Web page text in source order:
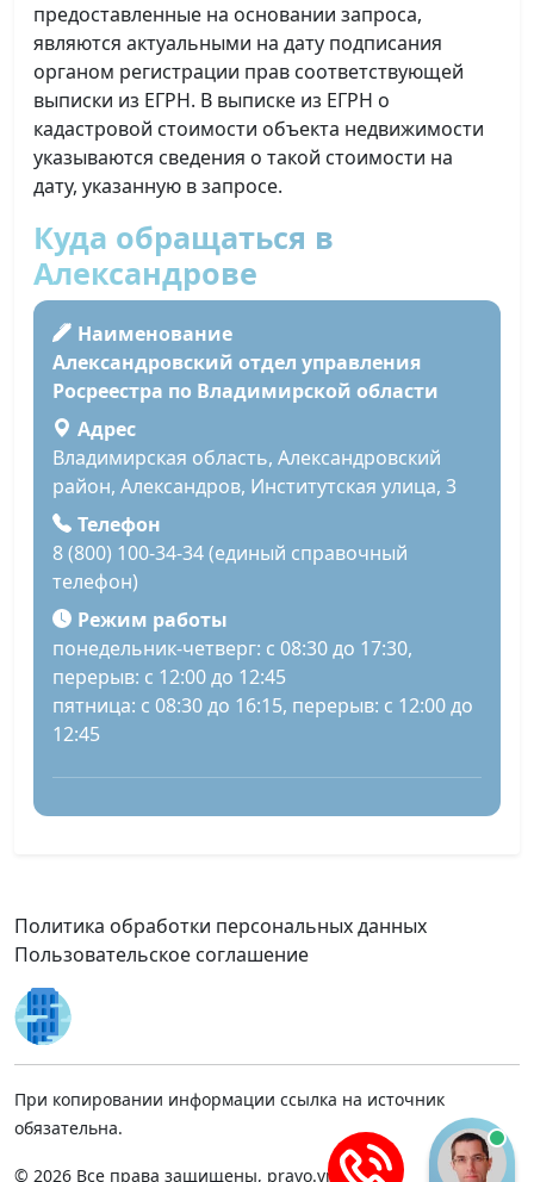
предоставленные на основании запроса,
являются актуальными на дату подписания
органом регистрации прав соответствующей
выписки из ЕГРН. В выписке из ЕГРН о
кадастровой стоимости объекта недвижимости
указываются сведения о такой стоимости на
дату, указанную в запросе.
Куда обращаться в
Александрове
Наименование
Александровский отдел управления
Росреестра по Владимирской области
Адрес
Владимирская область, Александровский
район, Александров, Институтская улица, 3
Телефон
8 (800) 100-34-34 (единый справочный
телефон)
Режим работы
понедельник-четверг: с 08:30 до 17:30,
перерыв: с 12:00 до 12:45
пятница: с 08:30 до 16:15, перерыв: с 12:00 до
12:45
Политика обработки персональных данных
Пользовательское соглашение
При копировании информации ссылка на источник
обязательна.
© 2026 Все права защищены, pravo.vnmsk.ru.